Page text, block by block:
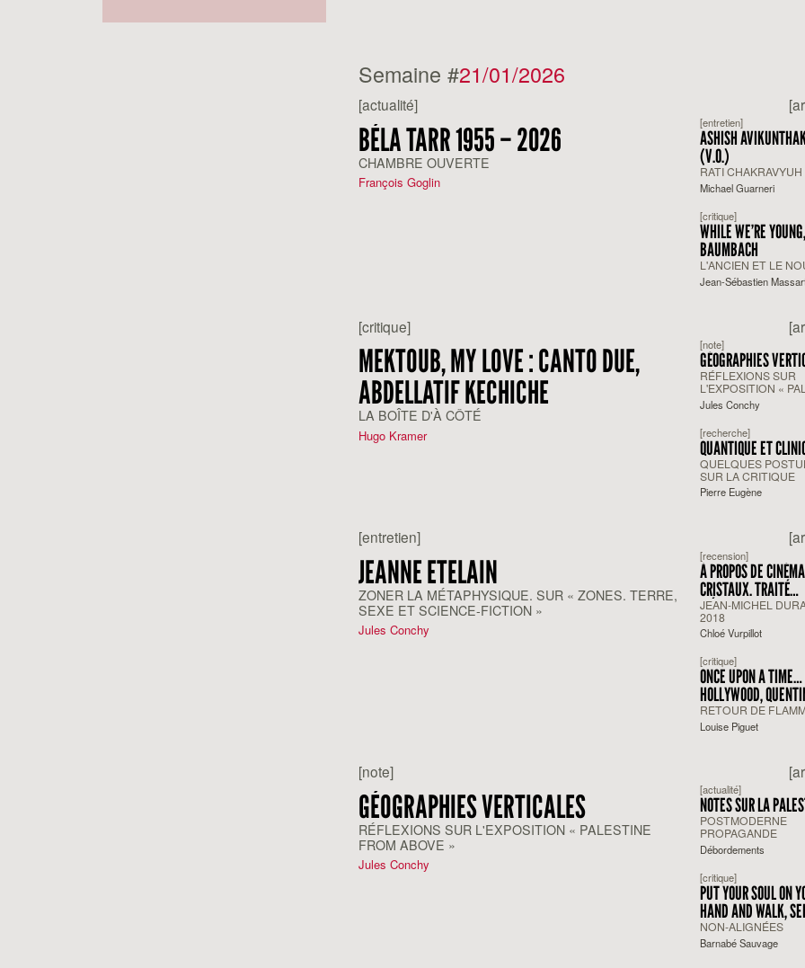
Semaine #21/01/2026
[actualité]
BÉLA TARR 1955 – 2026
CHAMBRE OUVERTE
François Goglin
[entretien]
ASHISH
(V.O.)
RATI CHAKRAVYUH
Michael Guarneri
[critique]
WHILE WE’RE
BAUMBACH
L'ANCIEN ET LE
Jean-Sébastien
[critique]
MEKTOUB, MY LOVE : CANTO DUE,
ABDELLATIF KECHICHE
LA BOÎTE D'À CÔTÉ
Hugo Kramer
[note]
GÉOGRAPHIES
RÉFLEXIONS SUR
L'EXPOSITION «
FROM ABOVE »
Jules Conchy
[recherche]
QUANTIQUE ET
QUELQUES
SUR LA CRITIQUE
Pierre Eugène
[entretien]
JEANNE ETELAIN
ZONER LA MÉTAPHYSIQUE. SUR « ZONES. TERRE,
SEXE ET SCIENCE-FICTION »
Jules Conchy
[recension]
À PROPOS DE
CRISTAUX. TRAITÉ
D’ÉCONOLOGIE
JEAN-MICHEL
2018
Chloé Vurpillot
[critique]
ONCE UPON A
HOLLYWOOD,
TARANTINO
RETOUR DE
Louise Piguet
[note]
GÉOGRAPHIES VERTICALES
RÉFLEXIONS SUR L'EXPOSITION « PALESTINE
FROM ABOVE »
Jules Conchy
[actualité]
NOTES SUR LA
POSTMODERNE
PROPAGANDE
Débordements
[critique]
PUT YOUR SOUL ON
HAND AND WALK,
FARSI
NON-ALIGNÉES
Barnabé Sauvage